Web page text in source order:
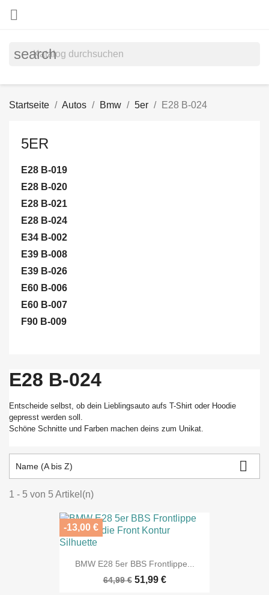

search
Startseite Autos Bmw 5er E28 B-024
5ER
E28 B-019
E28 B-020
E28 B-021
E28 B-024
E34 B-002
E39 B-008
E39 B-026
E60 B-006
E60 B-007
F90 B-009
E28 B-024
Entscheide selbst, ob dein Lieblingsauto aufs T-Shirt oder Hoodie
gepresst werden soll.
Schöne Schnitte und Farben machen deins zum Unikat.
Name (A bis Z) 
1 - 5 von 5 Artikel(n)
BMW E28 5er BBS Frontlippe...
64,99 € 51,99 €
-13,00 €